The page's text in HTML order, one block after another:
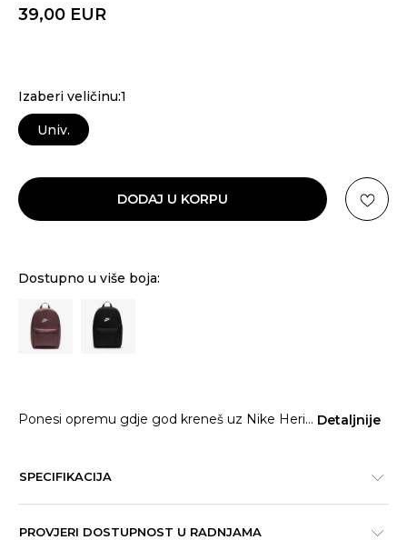
39,00 EUR
Izaberi veličinu:1
Univ.
DODAJ U KORPU
Dostupno u više boja:
Ponesi opremu gdje god kreneš uz Nike Heri... Detaljnije
SPECIFIKACIJA
PROVJERI DOSTUPNOST U RADNJAMA